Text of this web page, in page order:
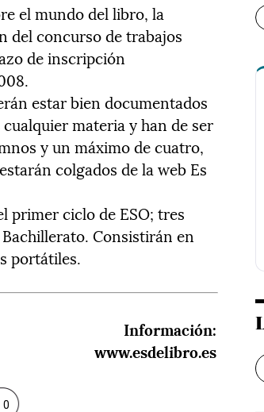
el mundo del libro, la
del concurso de trabajos
de inscripción
estar bien documentados
materia y han de ser
y un máximo de cuatro,
colgados de la web Es
primer ciclo de ESO; tres
Consistirán en
portátiles.
Información:
www.esdelibro.es
0